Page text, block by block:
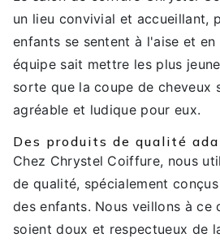
un lieu convivial et accueillant,
enfants se sentent à l'aise et
équipe sait mettre les plus
sorte que la coupe de cheveux
agréable et ludique pour eux.
Des produits de qualité
Chez Chrystel Coiffure, nous
de qualité, spécialement
des enfants. Nous veillons à ce
soient doux et respectueux de